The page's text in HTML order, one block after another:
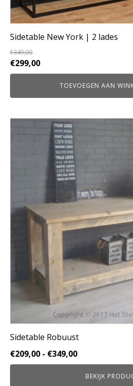
Sidetable New York | 2 lades
€349,00
Oorspronkelijke
prijs
€349,00.
€299,00Huidige
prijs
€299,00.
TOEVOEGEN AAN
Sidetable Robuust
€209,00 - €349,00Prijsklasse:
€209,00
totBEKIJK
gekozen
worden
productpagina